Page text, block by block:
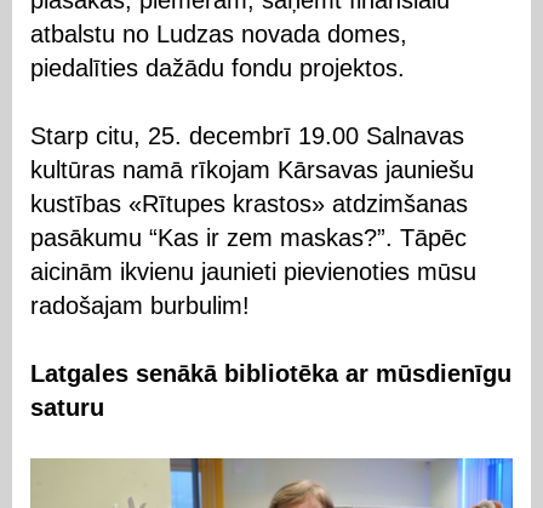
atbalstu no Ludzas novada domes,
piedalīties dažādu fondu projektos.
Starp citu, 25. decembrī 19.00 Salnavas
kultūras namā rīkojam Kārsavas jauniešu
kustības «Rītupes krastos» atdzimšanas
pasākumu “Kas ir zem maskas?”. Tāpēc
aicinām ikvienu jaunieti pievienoties mūsu
radošajam burbulim!
Latgales senākā bibliotēka ar mūsdienīgu
saturu